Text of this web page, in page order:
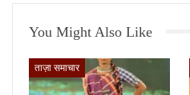
You Might Also Like
ताज़ा समाचार